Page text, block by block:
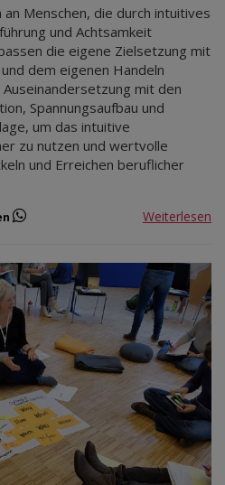
Menschen, die durch intuitives
und Achtsamkeit
die eigene Zielsetzung mit
dem eigenen Handeln
mit den
Spannungsaufbau und
um das intuitive
zu nutzen und wertvolle
und Erreichen beruflicher
Weiterlesen